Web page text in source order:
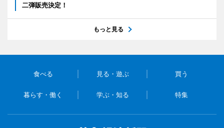
二弾販売決定！
もっと見る
食べる 見る・遊ぶ 買う
暮らす・働く 学ぶ・知る 特集